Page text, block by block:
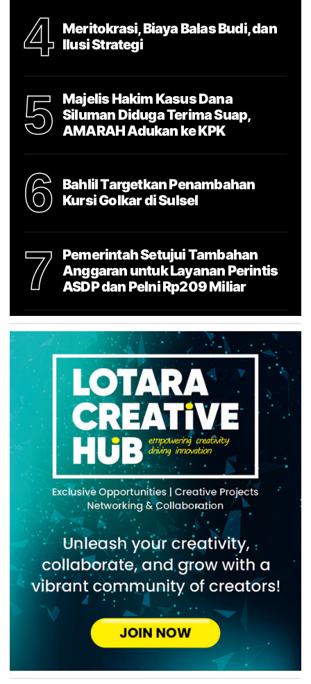
4
Meritokrasi, Biaya Balas Budi, dan
Ilusi Strategi
5
Majelis Hakim Kasus Dana
Siluman Diduga Terima Suap,
AMARAH Adukan ke KPK
6
Bahlil Targetkan Penambahan
Kursi Golkar di Sulsel
7
Pemerintah Setujui Tambahan
Anggaran untuk Layanan Perintis
ASDP dan Pelni Rp209 Miliar